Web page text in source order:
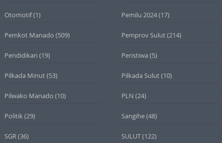
Otomotif(1) Pemilu 2024(17)
Pemkot Manado (509) Pemprov Sulut(214)
Pendidikan (19) Peristiwa (5)
Pilkada Minut(53) Pilkada Sulut(10)
Pilwako Manado (10) PLN (24)
Politik(29) Sangihe(48)
SGR(36) SULUT(122)